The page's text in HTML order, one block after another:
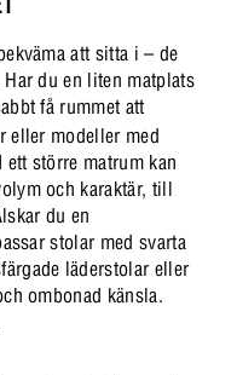
att sitta i – de
du en liten matplats
få rummet att
eller modeller med
större matrum kan
och karaktär, till
du en
stolar med svarta
läderstolar eller
ombonad känsla.